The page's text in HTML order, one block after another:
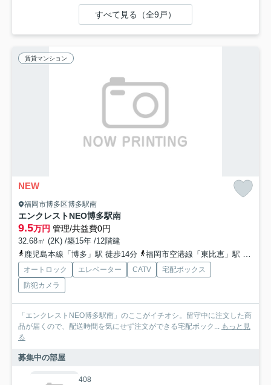
すべて見る（全9戸）
賃貸マンション
NEW
福岡市博多区博多駅南
エンクレストNEO博多駅南
9.5万円 管理/共益費0円
32.68㎡ (2K) /築15年 /12階建
鹿児島本線「博多」駅 徒歩14分
福岡市空港線「東比恵」駅 徒歩17分
オートロック エレベーター CATV
宅配ボックス
防犯カメラ
「エンクレストNEO博多駅南」のここがイチオシ。留守中に注文した商
品が届くので、配送時間を気にせず注文ができる宅配ボック... もっと見
る
募集中の部屋
408